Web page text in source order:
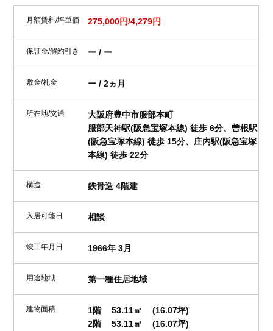
月額賃料/坪単価 275,000円/4,279円
保証金/解約引き ー / ー
敷金/礼金 ー / 2ヵ月
所在地/交通
大阪府豊中市服部本町
服部天神駅(阪急宝塚本線) 徒歩 6分、曽根駅
(阪急宝塚本線) 徒歩 15分、庄内駅(阪急宝塚
本線) 徒歩 22分
構造 鉄骨造 4階建
入居可能日 相談
竣工年月日 1966年 3月
用途地域 第一種住居地域
建物面積 1階 53.11㎡
(16.07坪)
2階
53.11㎡
(16.07坪)